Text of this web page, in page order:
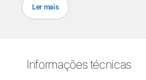
Ler mais
Informações técnicas